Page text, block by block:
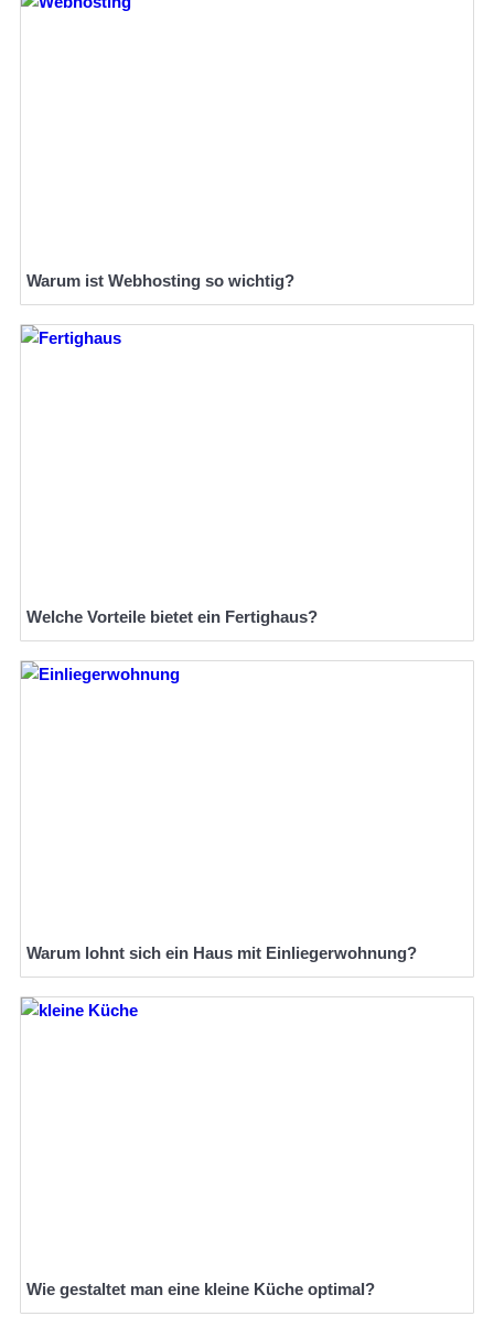
Warum ist Webhosting so wichtig?
Welche Vorteile bietet ein Fertighaus?
Warum lohnt sich ein Haus mit Einliegerwohnung?
Wie gestaltet man eine kleine Küche optimal?